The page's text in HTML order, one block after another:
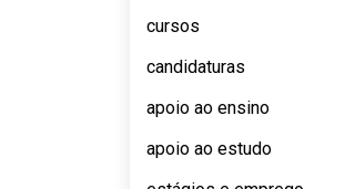
cursos
candidaturas
apoio ao ensino
apoio ao estudo